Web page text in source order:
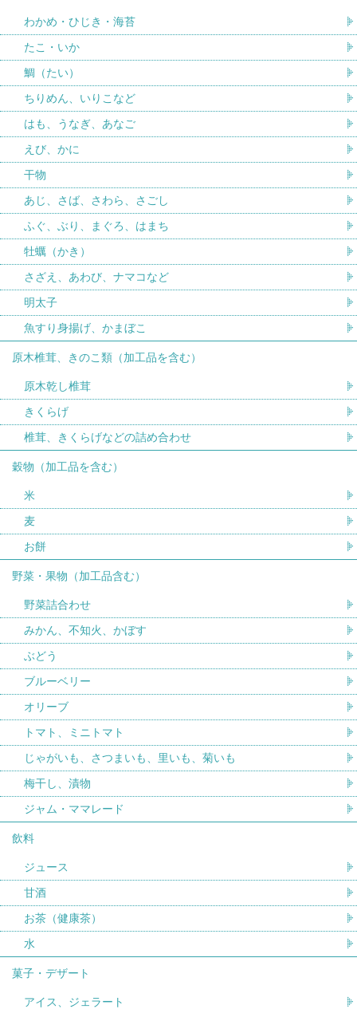
わかめ・ひじき・海苔
たこ・いか
鯛（たい）
ちりめん、いりこなど
はも、うなぎ、あなご
えび、かに
干物
あじ、さば、さわら、さごし
ふぐ、ぶり、まぐろ、はまち
牡蠣（かき）
さざえ、あわび、ナマコなど
明太子
魚すり身揚げ、かまぼこ
原木椎茸、きのこ類（加工品を含む）
原木乾し椎茸
きくらげ
椎茸、きくらげなどの詰め合わせ
穀物（加工品を含む）
米
麦
お餅
野菜・果物（加工品含む）
野菜詰合わせ
みかん、不知火、かぼす
ぶどう
ブルーベリー
オリーブ
トマト、ミニトマト
じゃがいも、さつまいも、里いも、菊いも
梅干し、漬物
ジャム・ママレード
飲料
ジュース
甘酒
お茶（健康茶）
水
菓子・デザート
アイス、ジェラート